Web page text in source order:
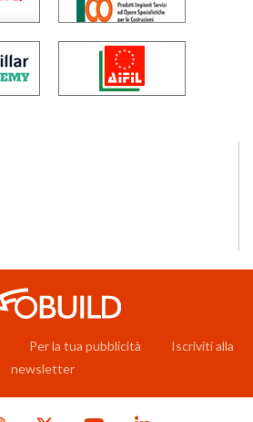
Per la tua pubblicità
Iscriviti alla
newsletter